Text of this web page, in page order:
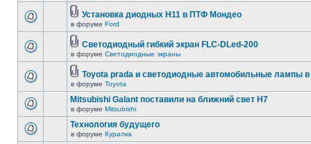
Установка диодных Н11 в ПТФ Мондео
в форуме Ford
Светодиодный гибкий экран FLC-DLed-200
в форуме Светодиодные экраны
Toyota prada и светодиодные автомобильные лампы в
в форуме Toyota
Mitsubishi Galant поставили на ближний свет H7
в форуме Mitsubishi
Технология будущего
в форуме Курилка